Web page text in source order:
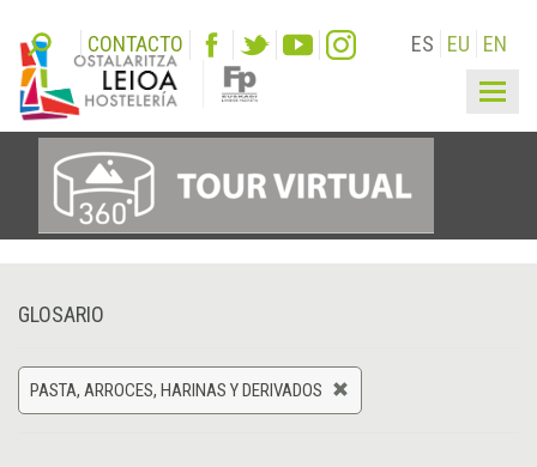
CONTACTO ES EU EN
GLOSARIO
PASTA, ARROCES, HARINAS Y DERIVADOS